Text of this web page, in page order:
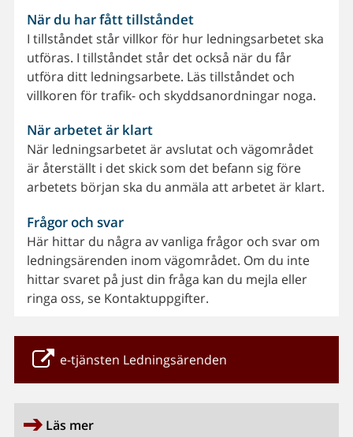
När du har fått tillståndet
I tillståndet står villkor för hur ledningsarbetet ska
utföras. I tillståndet står det också när du får
utföra ditt ledningsarbete. Läs tillståndet och
villkoren för trafik- och skyddsanordningar noga.
När arbetet är klart
När ledningsarbetet är avslutat och vägområdet
är återställt i det skick som det befann sig före
arbetets början ska du anmäla att arbetet är klart.
Frågor och svar
Här hittar du några av vanliga frågor och svar om
ledningsärenden inom vägområdet. Om du inte
hittar svaret på just din fråga kan du mejla eller
ringa oss, se Kontaktuppgifter.
e-tjänsten Ledningsärenden
Läs mer